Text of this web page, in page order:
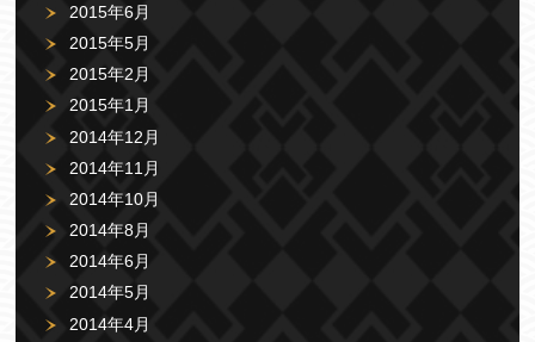
2015年6月
2015年5月
2015年2月
2015年1月
2014年12月
2014年11月
2014年10月
2014年8月
2014年6月
2014年5月
2014年4月